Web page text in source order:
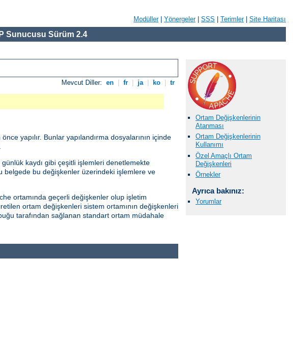
Modüller| Yönergeler| SSS Terimler| Site Haritası
Sunucusu Sürüm 2.4
Mevcut Diller: en fr ja ko tr
yapılır. Bunlar yapılandırma dosyalarının içinde
kaydı gibi çeşitli işlemleri denetlemekte
belgede bu değişkenler üzerindeki işlemlere ve
ortamında geçerli değişkenler olup işletim
ortam değişkenleri sistem ortamının değişkenleri
tarafından sağlanan standart ortam müdahale
Ortam Değişkenlerinin
Atanması
Ortam Değişkenlerinin
Kullanımı
Özel Amaçlı Ortam
Değişkenleri
Örnekler
Ayrıca bakınız:
Yorumlar